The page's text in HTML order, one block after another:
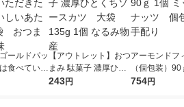
ールドパッ
食べていた
おいしいあ
【アウトレット】おつ
まみ 駄菓子 濃厚ひと
くちソースカツ 大
243円
アーモンドフ
（個包装）
ミックスナ
754円